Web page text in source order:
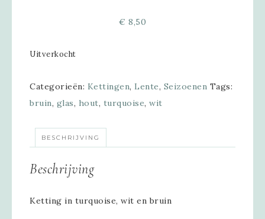
€ 8,50
Uitverkocht
Categorieën: Kettingen, Lente, Seizoenen Tags:
bruin, glas, hout, turquoise, wit
BESCHRIJVING
Beschrijving
Ketting in turquoise, wit en bruin